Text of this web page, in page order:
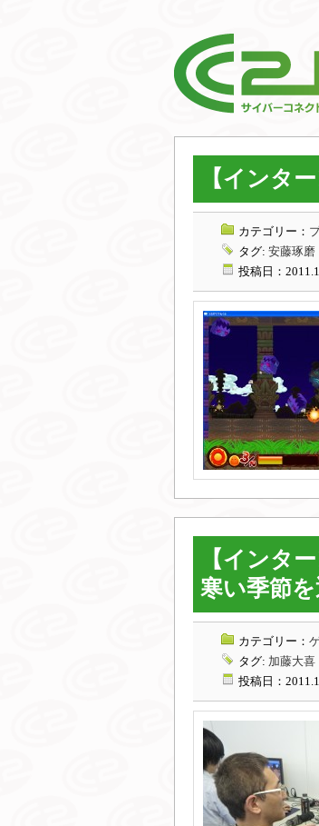
【インタ
カテゴリー：
タグ: 安藤琢磨
投稿日：
【インタ
寒い季節
カテゴリー：
タグ: 加藤大喜
投稿日：